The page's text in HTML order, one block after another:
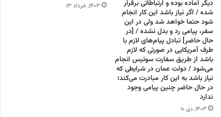
دیگر آماده بوده و ارتباطاتی برقرار
شده / اگر نیاز باشد این کار انجام
شود حتما خواهد شد ولی در این
سفر، پیامی رد و بدل نشده / [در
حال حاضر] تبادل پیام‌های لازم با
طرف آمریکایی در صورتی که لازم
باشد از طریق سفارت سوئیس انجام
می‌شود / دولت عمان در شرایطی که
نیاز باشد به این کار مبادرت می‌کند؛
در حال حاضر چنین پیامی وجود
ندارد
۱۴۰۳, دی ۱۰
۱۴۰۳, خرداد ۱۳